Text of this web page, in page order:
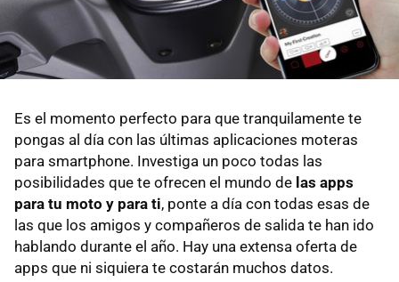
Es el momento perfecto para que tranquilamente te
pongas al día con las últimas aplicaciones moteras
para smartphone. Investiga un poco todas las
posibilidades que te ofrecen el mundo de las apps
para tu moto y para ti, ponte a día con todas esas de
las que los amigos y compañeros de salida te han ido
hablando durante el año. Hay una extensa oferta de
apps que ni siquiera te costarán muchos datos.